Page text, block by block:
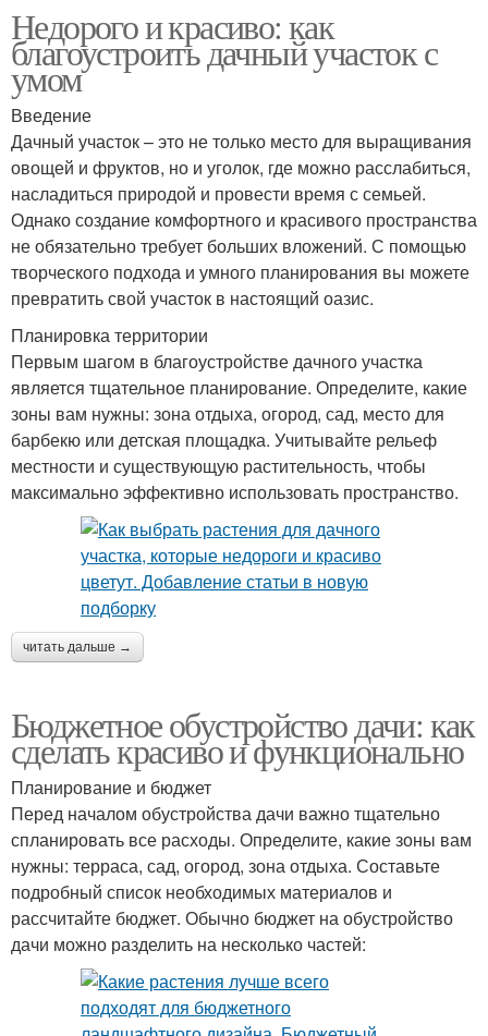
Недорого и красиво: как
благоустроить дачный участок с
умом
Введение
Дачный участок – это не только место для выращивания
овощей и фруктов, но и уголок, где можно расслабиться,
насладиться природой и провести время с семьей.
Однако создание комфортного и красивого пространства
не обязательно требует больших вложений. С помощью
творческого подхода и умного планирования вы можете
превратить свой участок в настоящий оазис.
Планировка территории
Первым шагом в благоустройстве дачного участка
является тщательное планирование. Определите, какие
зоны вам нужны: зона отдыха, огород, сад, место для
барбекю или детская площадка. Учитывайте рельеф
местности и существующую растительность, чтобы
максимально эффективно использовать пространство.
читать дальше →
Бюджетное обустройство дачи: как
сделать красиво и функционально
Планирование и бюджет
Перед началом обустройства дачи важно тщательно
спланировать все расходы. Определите, какие зоны вам
нужны: терраса, сад, огород, зона отдыха. Составьте
подробный список необходимых материалов и
рассчитайте бюджет. Обычно бюджет на обустройство
дачи можно разделить на несколько частей: